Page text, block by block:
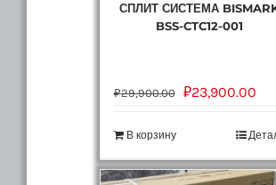
СПЛИТ СИСТЕМА
BSS-CTC12-001
₽29,900.00 ₽23,900.00
В корзину